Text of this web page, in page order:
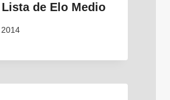
Lista de Elo Medio